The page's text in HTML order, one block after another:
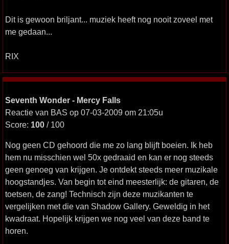
Dit is gewoon briljant... muziek heeft nog nooit zoveel met
me gedaan...
RIX
Seventh Wonder - Mercy Falls
Reactie van BAS op 07-03-2009 om 21:05u
Score: 100 / 100
Nog geen CD gehoord die me zo lang blijft boeien. Ik heb
hem nu misschien wel 50x gedraaid en kan er nog steeds
geen genoeg van krijgen. Je ontdekt steeds meer muzikale
hoogstandjes. Van begin tot eind meesterlijk: de gitaren, de
toetsen, de zang! Technisch zijn deze muzikanten te
vergelijken met die van Shadow Gallery. Geweldig in het
kwadraat. Hopelijk krijgen we nog veel van deze band te
horen.